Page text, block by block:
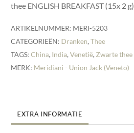
thee ENGLISH BREAKFAST (15x 2 g)
ARTIKELNUMMER: MERI-5203
CATEGORIEËN: Dranken,Thee
TAGS:China, India,Venetië, Zwarte thee
MERK: Meridiani - Union Jack (Veneto)
EXTRA INFORMATIE